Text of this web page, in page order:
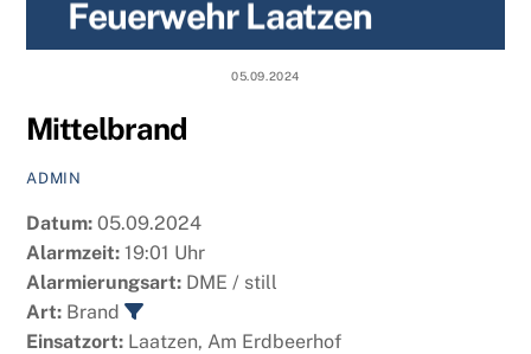
Feuerwehr Laatzen
05.09.2024
Mittelbrand
ADMIN
Datum: 05.09.2024
Alarmzeit: 19:01 Uhr
Alarmierungsart: DME / still
Art: Brand
Einsatzort: Laatzen, Am Erdbeerhof